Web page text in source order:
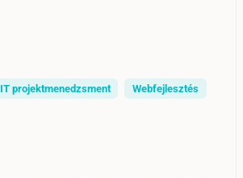
IT projektmenedzsment Webfejlesztés